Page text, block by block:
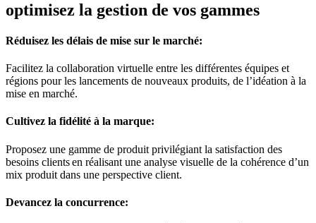
optimisez la gestion de vos gammes
Réduisez les délais de mise sur le marché:
Facilitez la collaboration virtuelle entre les différentes équipes et
régions pour les lancements de nouveaux produits, de l’idéation à la
mise en marché.
Cultivez la fidélité à la marque:
Proposez une gamme de produit privilégiant la satisfaction des
besoins clientsen réalisant une analyse visuelle de la cohérence d’un
mix produit dans une perspective client.
Devancez la concurrence: